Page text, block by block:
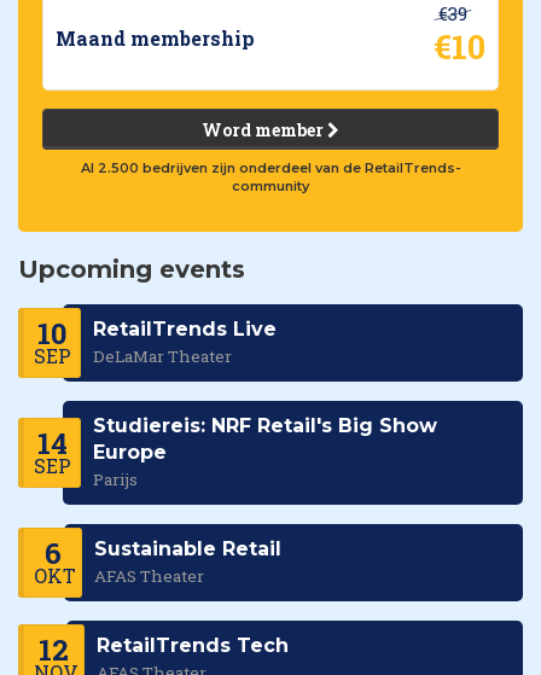
Maand membership
€39
€10
Word member
Al 2.500 bedrijven zijn onderdeel van de RetailTrends-
community
Upcoming events
10
SEP
RetailTrends Live
DeLaMar Theater
14
SEP
Studiereis: NRF Retail's Big Show
Europe
Parijs
6
OKT
Sustainable Retail
AFAS Theater
12 RetailTrends Tech